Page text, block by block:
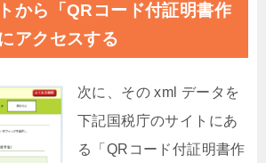
から「QRコード付証明書作
アクセスする
次に、その xml データを
下記国税庁のサイトにあ
る「QRコード付証明書作